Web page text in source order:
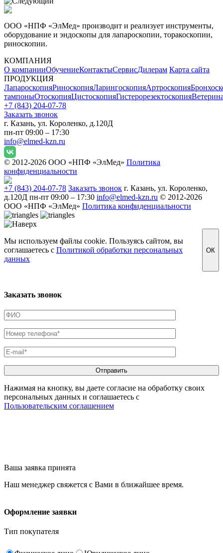
ООО «НПФ «ЭлМед» производит и реализует инструменты,
оборудование и эндоскопы для лапароскопии, торакоскопии,
риноскопии.
КОМПАНИЯ
О компанииОбучениеКонтактыСервисДилерам Карта сайта
ПРОДУКЦИЯ
ЛапароскопияРиноскопияЛарингоскопияАртроскопия
тампоныОтоскопияЦистоскопияГистерорезектоскопия
+7 (843) 204-07-78
Заказать звонок
г. Казань, ул. Короленко, д.120Д
пн-пт 09:00 – 17:30
info@elmed-kzn.ru
© 2012-2026 ООО «НПФ «ЭлМед» Политика
конфиденциальности
+7 (843) 204-07-78 Заказать звонок г. Казань, ул. Короленко,
д.120Д пн-пт 09:00 – 17:30 info@elmed-kzn.ru © 2012-2026
ООО «НПФ «ЭлМед» Политика конфиденциальности
Мы используем файлы cookie. Пользуясь сайтом, вы
соглашаетесь с Политикой обработки персональных
данных
ОК
Заказать звонок
Нажимая на кнопку, вы даете согласие на обработку своих
персональных данных и соглашаетесь с
Пользовательским соглашением
Ваша заявка принята
Наш менеджер свяжется с Вами в ближайшее время.
Оформление заявки
Тип покупателя